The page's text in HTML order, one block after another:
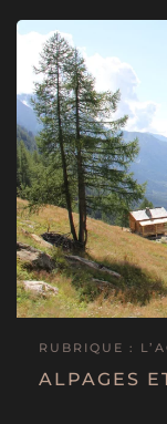
RUBRIQUE :
ALPAGES